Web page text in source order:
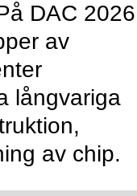
DAC 2026
av
långvariga
av chip.